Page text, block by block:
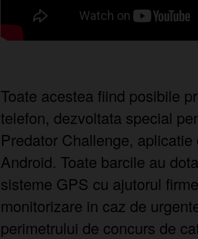
Toate acestea fiind posibile
telefon, dezvoltata special
Predator Challenge,
Android. Toate barcile au
sisteme GPS cu ajutorul
monitorizare in caz de
perimetrului de concurs de